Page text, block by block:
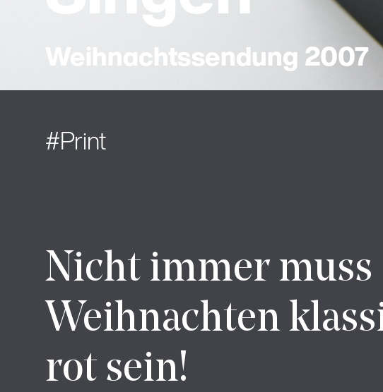
Weihnachtssendung 2007
Print
Nicht immer muss
Weihnachten
rot sein!